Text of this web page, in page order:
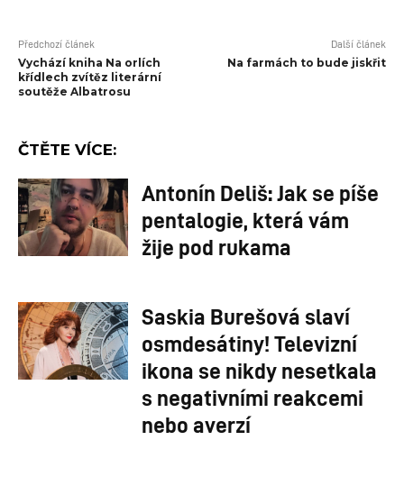
Předchozí článek
Vychází kniha Na orlích
křídlech zvítěz literární
soutěže Albatrosu
Další článek
Na farmách to bude jiskřit
ČTĚTE VÍCE:
Antonín Deliš: Jak se píše
pentalogie, která vám
žije pod rukama
Saskia Burešová slaví
osmdesátiny! Televizní
ikona se nikdy nesetkala
s negativními reakcemi
nebo averzí